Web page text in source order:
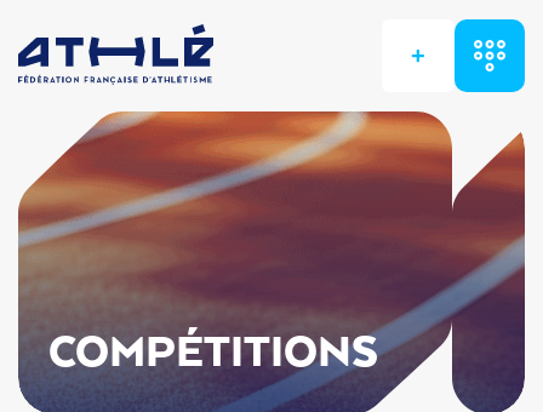
+
COMPÉTITIONS